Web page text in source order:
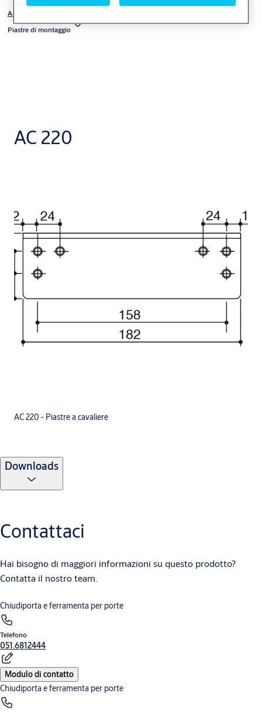
Accessori per chiudiporta
Piastre di montaggio
AC 220
AC 220 - Piastre a cavaliere
Downloads
Contattaci
Hai bisogno di maggiori informazioni su questo prodotto?
Contatta il nostro team.
Chiudiporta e ferramenta per porte
Telefono
051.6812444
Modulo di contatto
Chiudiporta e ferramenta per porte